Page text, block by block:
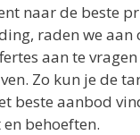
naar de beste
raden we aan
aan te
Zo kun je de
beste aanbod
behoeften.